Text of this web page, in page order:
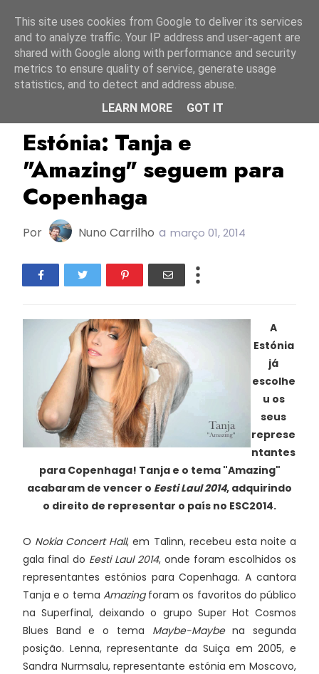
ERR ESC2014
Estónia: Tanja e
"Amazing" seguem para
Copenhaga
Por Nuno Carrilho a março 01, 2014
A
Estónia
já
escolhe
u os
seus
represe
ntantes
para Copenhaga! Tanja e o tema "Amazing"
acabaram de vencer o Eesti Laul 2014, adquirindo
o direito de representar o país no ESC2014.
O Nokia Concert Hall, em Talinn, recebeu esta noite a
gala final do Eesti Laul 2014, onde foram escolhidos os
representantes estónios para Copenhaga. A cantora
Tanja e o tema Amazingforam os favoritos do público
na Superfinal, deixando o grupo Super Hot Cosmos
Blues Band e o tema Maybe-Maybena segunda
posição. Lenna, representante da Suiça em 2005, e
Sandra Nurmsalu, representante estónia em Moscovo,
This site uses cookies from Google to deliver its services
and to analyze traffic. Your IP address and user-agent are
shared with Google along with performance and security
metrics to ensure quality of service, generate usage
statistics, and to detect and address abuse.
LEARN MORE
GOT IT